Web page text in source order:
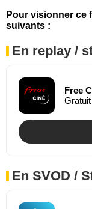
Pour visionner ce
suivants :
En replay /
Free
Gratuit
En SVOD /